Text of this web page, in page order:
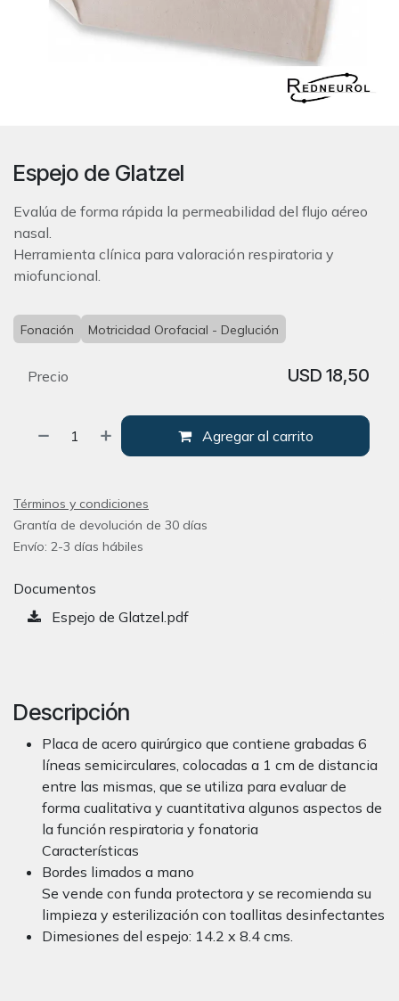
Espejo de Glatzel
Evalúa de forma rápida la permeabilidad del flujo aéreo
nasal.
Herramienta clínica para valoración respiratoria y
miofuncional.
Fonación Motricidad Orofacial - Deglución
Agregar al carrito
Precio USD 18,50
Términos y condiciones
Grantía de devolución de 30 días
Envío: 2-3 días hábiles
Documentos
Espejo de Glatzel.pdf
Descripción
Placa de acero quirúrgico que contiene grabadas 6
líneas semicirculares, colocadas a 1 cm de distancia
entre las mismas, que se utiliza para evaluar de
forma cualitativa y cuantitativa algunos aspectos de
la función respiratoria y fonatoria
Características
Bordes limados a mano
Se vende con funda protectora y se recomienda su
limpieza y esterilización con toallitas desinfectantes
Dimesiones del espejo: 14.2 x 8.4 cms.